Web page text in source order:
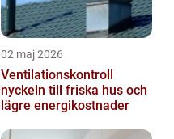
02 maj 2026
Ventilationskontroll
nyckeln till friska hus och
lägre energikostnader